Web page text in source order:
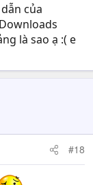
của
là sao ạ :( e
#18